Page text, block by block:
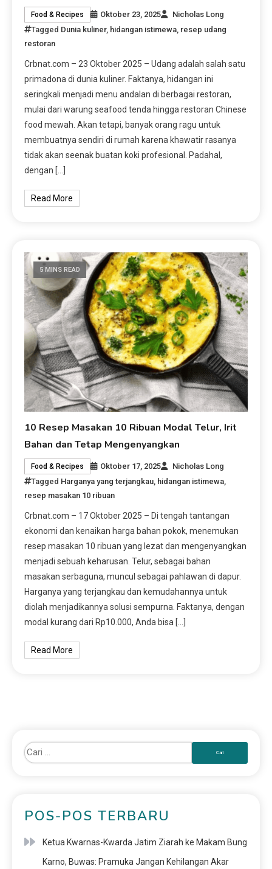
Food & Recipes Oktober 23, 2025
Nicholas Long
Tagged Dunia kuliner, hidangan istimewa resep udang
restoran
Crbnat.com – 23 Oktober 2025 – Udang adalah salah satu
primadona di dunia kuliner. Faktanya, hidangan ini
seringkali menjadi menu andalan di berbagai restoran,
mulai dari warung seafood tenda hingga restoran Chinese
food mewah. Akan tetapi, banyak orang ragu untuk
membuatnya sendiri di rumah karena khawatir rasanya
tidak akan seenak buatan koki profesional. Padahal,
dengan […]
Read More
5 MINS READ
10 Resep Masakan 10 Ribuan Modal Telur, Irit
Bahan dan Tetap Mengenyangkan
Food & Recipes Oktober 17, 2025
Nicholas Long
Tagged Harganya yang terjangkau hidangan istimewa
resep masakan 10 ribuan
Crbnat.com – 17 Oktober 2025 – Di tengah tantangan
ekonomi dan kenaikan harga bahan pokok, menemukan
resep masakan 10 ribuan yang lezat dan mengenyangkan
menjadi sebuah keharusan. Telur, sebagai bahan
masakan serbaguna, muncul sebagai pahlawan di dapur.
Harganya yang terjangkau dan kemudahannya untuk
diolah menjadikannya solusi sempurna. Faktanya, dengan
modal kurang dari Rp10.000, Anda bisa […]
Read More
POS-POS TERBARU
Ketua Kwarnas-Kwarda Jatim Ziarah ke Makam Bung
Karno, Buwas: Pramuka Jangan Kehilangan Akar